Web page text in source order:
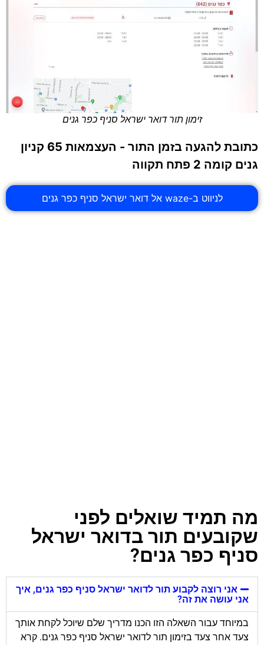
זימון תור דואר ישראל סניף כפר גנים
כתובת להגעה בזמן התור - העצמאות 65 קניון
גנים קומה 2 פתח תקווה
לניווט ב-waze אל דואר ישראל סניף כפר גנים
מה תמיד שואלים לפני
שקובעים תור בדואר ישראל
סניף כפר גנים?
אני רוצה לקבוע תור לדואר ישראל סניף כפר גנים, איך
אני עושה את זה?
במיוחד עבור השאלה הזו הכנו מדריך שלם שיוכל לקחת אותך
צעד אחר צעד בזימון תור לדואר ישראל סניף כפר גנים. קרא